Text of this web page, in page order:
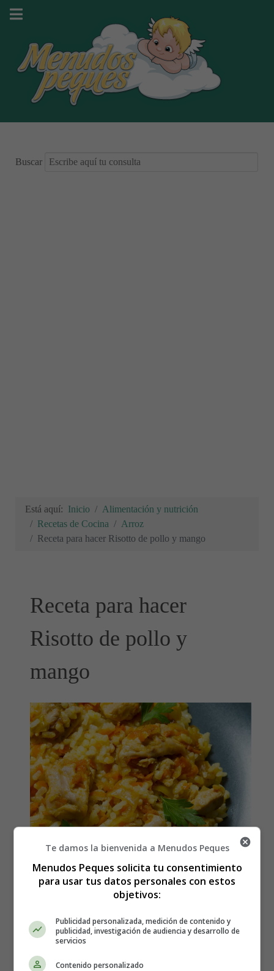
Buscar
Está aquí: Inicio
Alimentación y nutrición
Recetas de Cocina
Arroz
Receta para hacer Risotto de pollo y mango
Receta para hacer
Risotto de pollo y
mango
Cómo hacer Risotto de pollo
Te damos la bienvenida a Menudos Peques
Menudos Peques solicita tu consentimiento
para usar tus datos personales con estos
objetivos:
Publicidad personalizada, medición de contenido y
publicidad, investigación de audiencia y desarrollo de
servicios
Contenido personalizado